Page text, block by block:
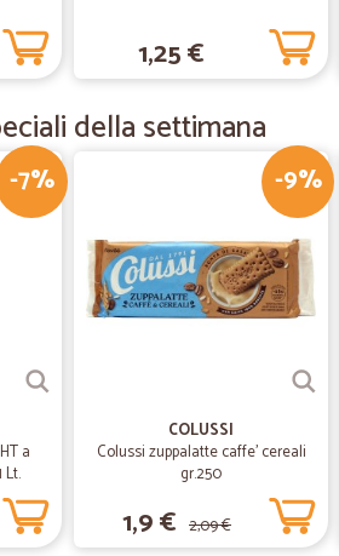
Gianluca C.
Precisi.Puntuali.Affidabili
Precisi.Puntuali.Affidabili
Roberto/
Soddisfattissima. Contatto per e-
celeri e disponibili. Spedizione
apprezzato i vari omaggi! Top!
Vanessa T.
Perfetto!
Spedizione velocissima e prodotti
Elio G.
1,25 €
della settimana
-7%
a
-9%
COLUSSI
Colussi zuppalatte caffe' cereali
gr.250
1,9 € 2,09 €